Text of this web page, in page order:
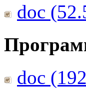
doc
doc